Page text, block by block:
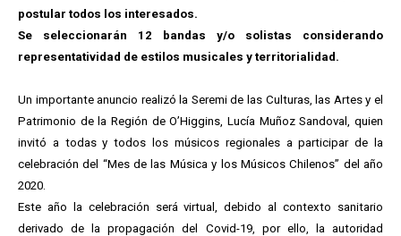
postular todos los interesados.
Se seleccionarán 12 bandas y/o solistas considerando
representatividad de estilos musicales y territorialidad.
Un importante anuncio realizó la Seremi de las Culturas, las Artes y el
Patrimonio de la Región de O’Higgins, Lucía Muñoz Sandoval, quien
invitó a todas y todos los músicos regionales a participar de la
celebración del “Mes de las Música y los Músicos Chilenos” del año
2020.
Este año la celebración será virtual, debido al contexto sanitario
derivado de la propagación del Covid-19, por ello, la autoridad